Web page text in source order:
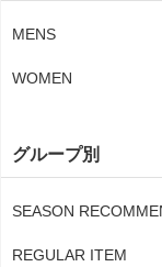
MENS
WOMEN
グループ別
SEASON
REGULAR ITEM